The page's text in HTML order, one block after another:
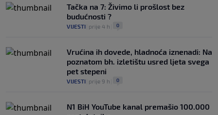
Tačka na 7: Živimo li prošlost bez
budućnosti ?
VIJESTI prije 4 h 0
Vrućina ih dovede, hladnoća iznenadi: Na
poznatom bh. izletištu usred ljeta svega
pet stepeni
VIJESTI prije 9 h 0
N1 BiH YouTube kanal premašio 100.000